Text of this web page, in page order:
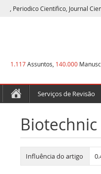
, Periodico Cientifico, Journal
1.117Assuntos, 140.000
Serviços de Revisão
Influência do artigo